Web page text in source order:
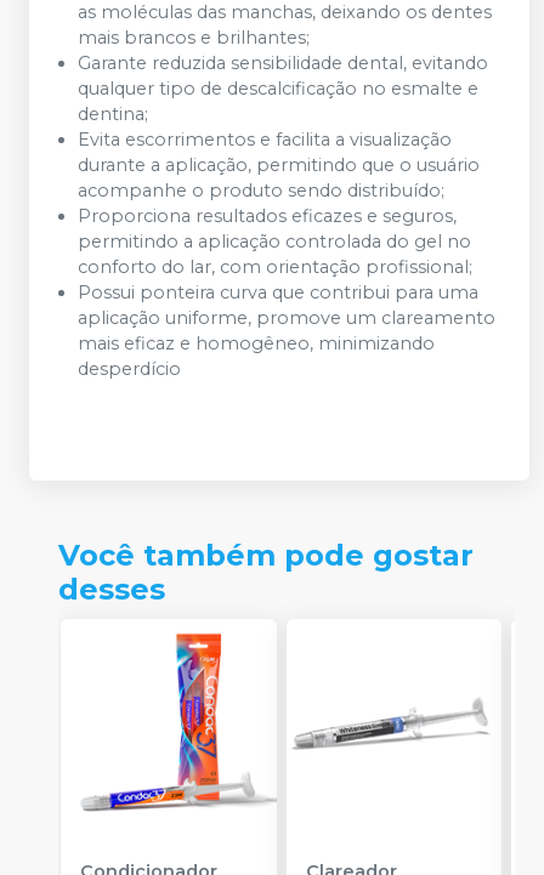
as moléculas das manchas, deixando os dentes
mais brancos e brilhantes;
Garante reduzida sensibilidade dental, evitando
qualquer tipo de descalcificação no esmalte e
dentina;
Evita escorrimentos e facilita a visualização
durante a aplicação, permitindo que o usuário
acompanhe o produto sendo distribuído;
Proporciona resultados eficazes e seguros,
permitindo a aplicação controlada do gel no
conforto do lar, com orientação profissional;
Possui ponteira curva que contribui para uma
aplicação uniforme, promove um clareamento
mais eficaz e homogêneo, minimizando
desperdício
Você também pode gostar
desses